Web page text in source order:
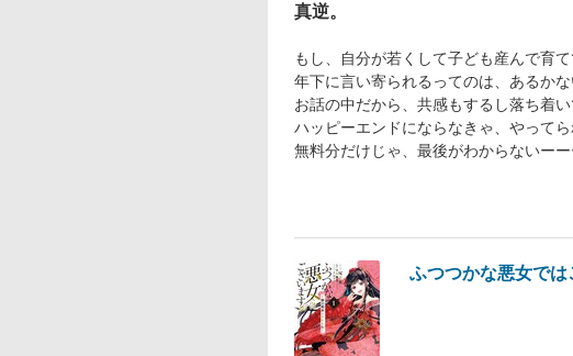
真逆。
もし、自分が若くして子ども産んで育
年下に言い寄られるってのは、あるか
お話の中だから、共感もするし落ち着
ハッピーエンドにならなきゃ、やってら
無料分だけじゃ、最後がわからないーー
ふつつかな悪女で